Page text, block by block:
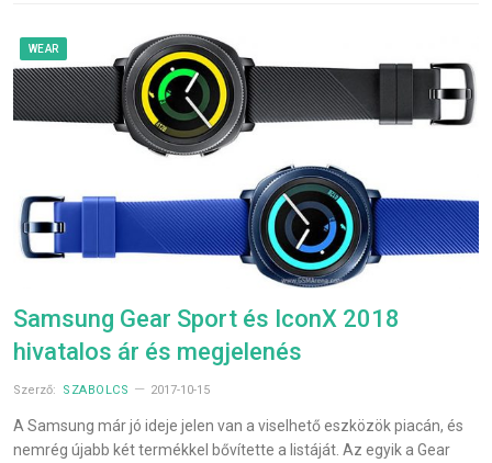
WEAR
Samsung Gear Sport és IconX 2018
hivatalos ár és megjelenés
Szerző: SZABOLCS 2017-10-15
A Samsung már jó ideje jelen van a viselhető eszközök piacán, és
nemrég újabb két termékkel bővítette a listáját. Az egyik a Gear